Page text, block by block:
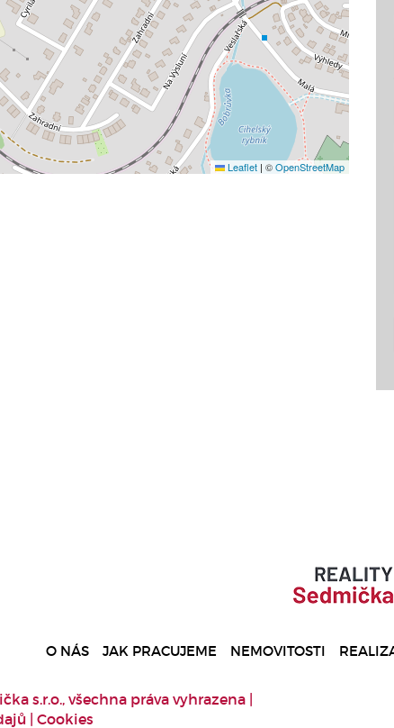
Leaflet | ©OpenStreetMap
O NÁS JAK PRACUJEME NEMOVITOSTI
s.r.o., všechna práva vyhrazena |
Cookies